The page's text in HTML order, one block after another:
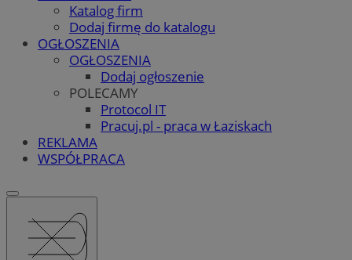
Katalog firm
Dodaj firmę do katalogu
OGŁOSZENIA
OGŁOSZENIA
Dodaj ogłoszenie
POLECAMY
Protocol IT
Pracuj.pl - praca w Łaziskach
REKLAMA
WSPÓŁPRACA